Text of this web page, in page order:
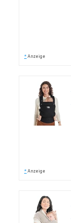
* Anzeige
* Anzeige